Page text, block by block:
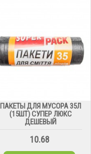
ПАКЕТЫ ДЛЯ МУСОРА 35Л
(15ШТ) СУПЕР ЛЮКС
ДЕШЕВЫЙ
10.68